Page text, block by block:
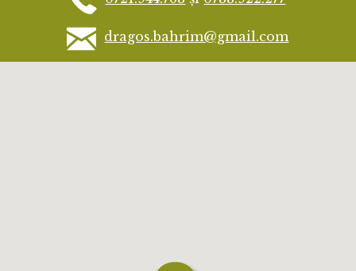
dragos.bahrim@gmail.com